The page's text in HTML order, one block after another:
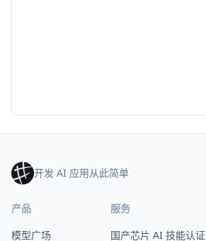
开发 AI 应用从此简单
产品
模型广场
服务
国产芯片 AI 技能认证